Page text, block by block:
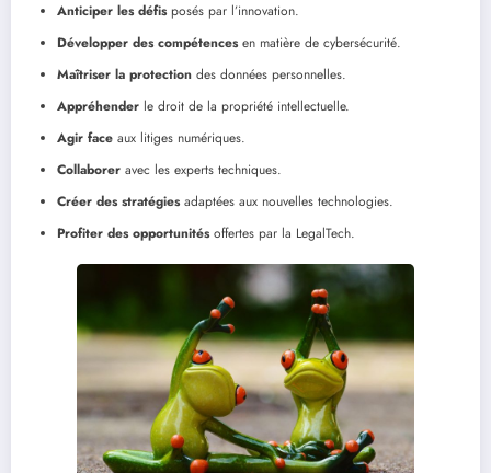
Anticiper les défisposés par l’innovation.
Développer des compétencesen matière de cybersécurité.
Maîtriser la protection des données personnelles.
Appréhender le droit de la propriété intellectuelle.
Agir face aux litiges numériques.
Collaborer avec les experts techniques.
Créer des stratégiesadaptées aux nouvelles technologies.
Profiter des opportunitésoffertes par la LegalTech.